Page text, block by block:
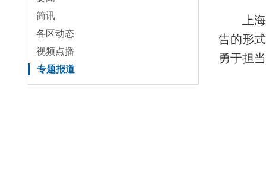
简讯
各区动态
视频点播
专题报道
上
告的形
勇于担